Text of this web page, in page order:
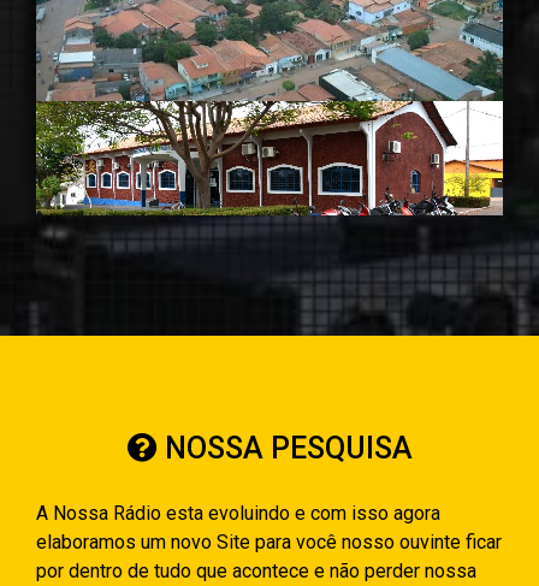
NOSSA PESQUISA
A Nossa Rádio esta evoluindo e com isso agora
elaboramos um novo Site para você nosso ouvinte ficar
por dentro de tudo que acontece e não perder nossa